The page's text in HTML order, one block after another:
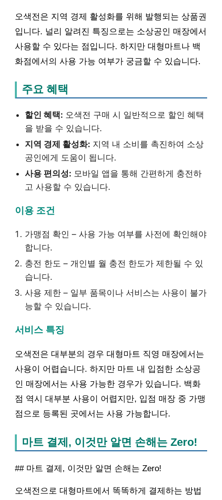
오색전은 지역 경제 활성화를 위해 발행되는 상품권
입니다. 널리 알려진 특징으로는 소상공인 매장에서
사용할 수 있다는 점입니다. 하지만 대형마트나 백
화점에서의 사용 가능 여부가 궁금할 수 있습니다.
주요 혜택
할인 혜택: 오색전 구매 시 일반적으로 할인 혜택
을 받을 수 있습니다.
지역 경제 활성화: 지역 내 소비를 촉진하여 소상
공인에게 도움이 됩니다.
사용 편의성: 모바일 앱을 통해 간편하게 충전하
고 사용할 수 있습니다.
이용 조건
가맹점 확인 – 사용 가능 여부를 사전에 확인해야
합니다.
충전 한도 – 개인별 월 충전 한도가 제한될 수 있
습니다.
사용 제한 – 일부 품목이나 서비스는 사용이 불가
능할 수 있습니다.
서비스 특징
오색전은 대부분의 경우 대형마트 직영 매장에서는
사용이 어렵습니다. 하지만 마트 내 입점한 소상공
인 매장에서는 사용 가능한 경우가 있습니다. 백화
점 역시 대부분 사용이 어렵지만, 입점 매장 중 가맹
점으로 등록된 곳에서는 사용 가능합니다.
마트 결제, 이것만 알면 손해는 Zero!
## 마트 결제, 이것만 알면 손해는 Zero!
오색전으로 대형마트에서 똑똑하게 결제하는 방법